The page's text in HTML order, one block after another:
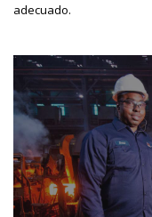
adecuado.